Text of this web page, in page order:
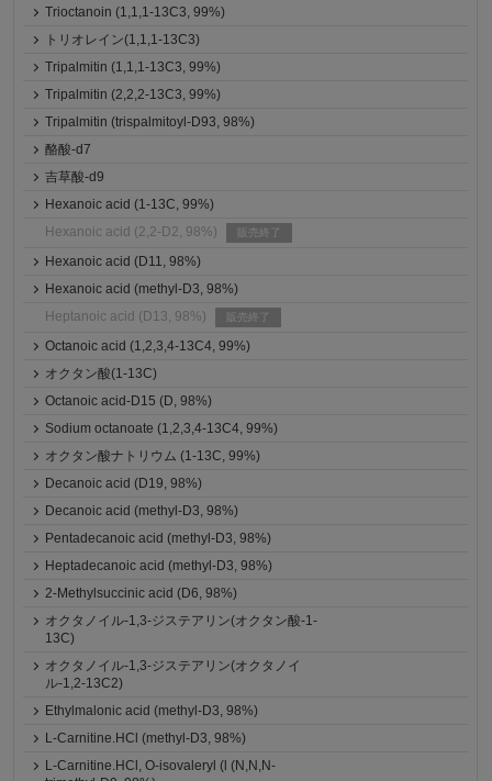
Trioctanoin (1,1,1-13C3, 99%)
トリオレイン(1,1,1-13C3)
Tripalmitin (1,1,1-13C3, 99%)
Tripalmitin (2,2,2-13C3, 99%)
Tripalmitin (trispalmitoyl-D93, 98%)
酪酸-d7
吉草酸-d9
Hexanoic acid (1-13C, 99%)
Hexanoic acid (2,2-D2, 98%)
販売終了
Hexanoic acid (D11, 98%)
Hexanoic acid (methyl-D3, 98%)
Heptanoic acid (D13, 98%)
販売終了
Octanoic acid (1,2,3,4-13C4, 99%)
オクタン酸(1-13C)
Octanoic acid-D15 (D, 98%)
Sodium octanoate (1,2,3,4-13C4, 99%)
オクタン酸ナトリウム (1-13C, 99%)
Decanoic acid (D19, 98%)
Decanoic acid (methyl-D3, 98%)
Pentadecanoic acid (methyl-D3, 98%)
Heptadecanoic acid (methyl-D3, 98%)
2-Methylsuccinic acid (D6, 98%)
オクタノイル-1,3-ジステアリン(オクタン酸-1-
13C)
オクタノイル-1,3-ジステアリン(オクタノイ
ル-1,2-13C2)
Ethylmalonic acid (methyl-D3, 98%)
L-Carnitine.HCl (methyl-D3, 98%)
L-Carnitine.HCl, O-isovaleryl (l (N,N,N-